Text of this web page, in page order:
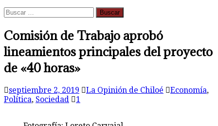
Buscar:
Comisión de Trabajo aprobó
lineamientos principales del proyecto
de «40 horas»
septiembre 2, 2019 La Opinión de Chiloé Economía,
Política, Sociedad 1